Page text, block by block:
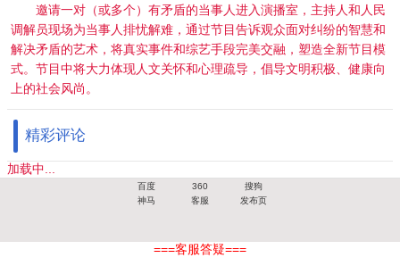
邀请一对（或多个）有矛盾的当事人进入演播室，主持人和人民
调解员现场为当事人排忧解难，通过节目告诉观众面对纠纷的智慧和
解决矛盾的艺术，将真实事件和综艺手段完美交融，塑造全新节目模
式。节目中将大力体现人文关怀和心理疏导，倡导文明积极、健康向
上的社会风尚。
精彩评论
加载中...
百度 360
搜狗
神马
客服 发布页
===客服答疑===